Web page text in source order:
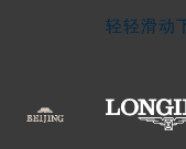
轻轻滑动